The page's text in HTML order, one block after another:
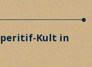
Kult in